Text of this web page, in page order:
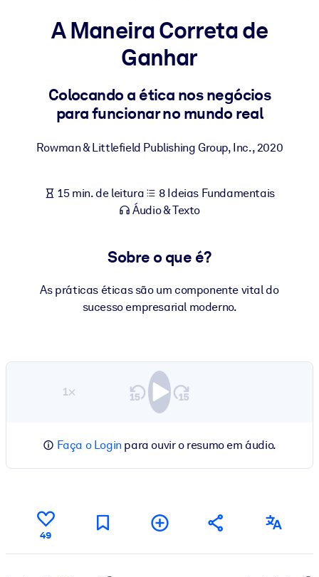
Leve conhecimento verificado e conciso para seu LMS/LXP para
resultados de aprendizagem mais sólidos.
Enriqueça sua biblioteca corporativa com conhecimento de
Para sistemas de IA
A Maneira Correta de
Ganhar
Colocando a ética nos negócios
para funcionar no mundo real
Rowman & Littlefield Publishing Group, Inc.,2020
15 min. de leitura
8 Ideias Fundamentais
Áudio & Texto
Sobre o que é?
As práticas éticas são um componente vital do
sucesso empresarial moderno.
1×
Faça o Login para ouvir o resumo em áudio.
49